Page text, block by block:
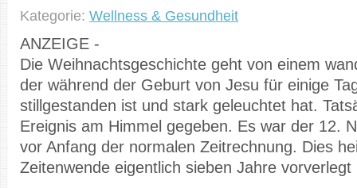
Kategorie: Wellness & Gesundheit
ANZEIGE -
Die Weihnachtsgeschichte geht von einem
der während der Geburt von Jesu für einige
stillgestanden ist und stark geleuchtet hat.
Ereignis am Himmel gegeben. Es war der 12.
vor Anfang der normalen Zeitrechnung. Dies
Zeitenwende eigentlich sieben Jahre